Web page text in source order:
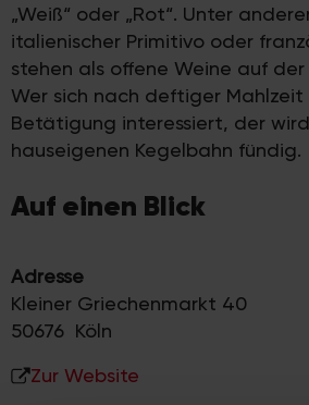
„Weiß“ oder „Rot“. Unter
italienischer Primitivo oder
stehen als offene Weine auf
Wer sich nach deftiger
Betätigung interessiert, der
hauseigenen Kegelbahn fündig.
Auf einen Blick
Adresse
Kleiner Griechenmarkt 40
50676 Köln
Zur Website